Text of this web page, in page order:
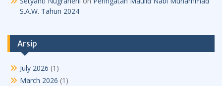
S.A.W. Tahun 2024
Arsip
July 2026 (1)
March 2026 (1)